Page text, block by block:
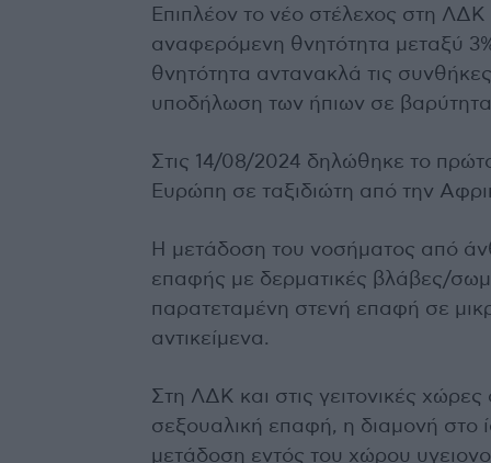
Επιπλέον το νέο στέλεχος στη
αναφερόμενη θνητότητα μεταξύ
θνητότητα αντανακλά τις
υποδήλωση των ήπιων σε
Στις 14/08/2024 δηλώθηκε το
Ευρώπη σε ταξιδιώτη από την
Η μετάδοση του νοσήματος από
επαφής με δερματικές βλάβες/
παρατεταμένη στενή επαφή σε
αντικείμενα.
Στη ΛΔΚ και στις γειτονικές
σεξουαλική επαφή, η διαμονή στο
μετάδοση εντός του χώρου